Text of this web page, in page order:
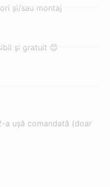
și/sau montaj
și gratuit 😊
a ușă comandată (doar